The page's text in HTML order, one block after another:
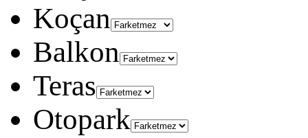
Koçan
Balkon
Teras
Otopark